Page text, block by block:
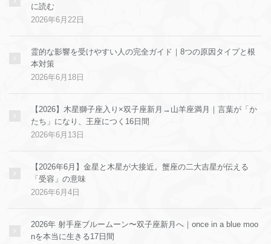
に読む
2026年6月22日
霊的な影響を受けやすい人の完全ガイド｜8つの原因タイプと根
本対策
2026年6月18日
【2026】木星獅子座入り×双子座新月→山羊座満月｜言葉が「か
たち」になり、王座につく16日間
2026年6月13日
【2026年6月】金星と木星が大接近。蟹座の二大吉星が伝える
「受容」の意味
2026年6月4日
2026年 射手座ブルームーン〜双子座新月へ｜once in a blue moo
nを本当に生きる17日間